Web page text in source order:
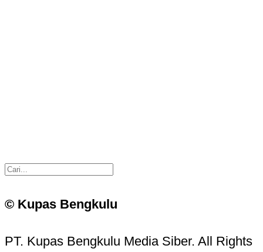
© Kupas Bengkulu
PT. Kupas Bengkulu Media Siber. All Rights